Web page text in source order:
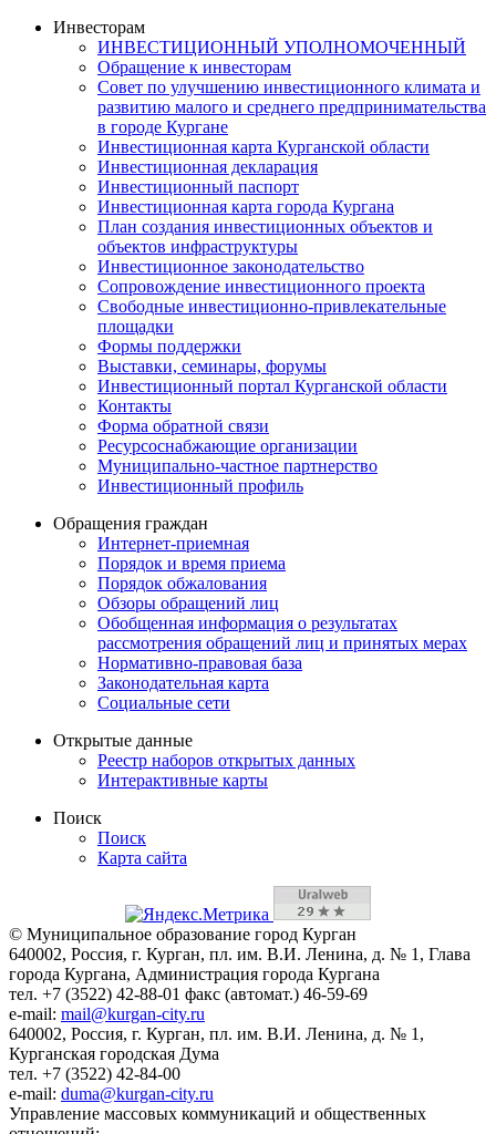
Инвесторам
ИНВЕСТИЦИОННЫЙ УПОЛНОМОЧЕННЫЙ
Обращение к инвесторам
Совет по улучшению инвестиционного климата и
развитию малого и среднего предпринимательства
в городе Кургане
Инвестиционная карта Курганской области
Инвестиционная декларация
Инвестиционный паспорт
Инвестиционная карта города Кургана
План создания инвестиционных объектов и
объектов инфраструктуры
Инвестиционное законодательство
Сопровождение инвестиционного проекта
Свободные инвестиционно-привлекательные
площадки
Формы поддержки
Выставки, семинары, форумы
Инвестиционный портал Курганской области
Контакты
Форма обратной связи
Ресурсоснабжающие организации
Муниципально-частное партнерство
Инвестиционный профиль
Обращения граждан
Интернет-приемная
Порядок и время приема
Порядок обжалования
Обзоры обращений лиц
Обобщенная информация о результатах
рассмотрения обращений лиц и принятых мерах
Нормативно-правовая база
Законодательная карта
Социальные сети
Открытые данные
Реестр наборов открытых данных
Интерактивные карты
Поиск
Поиск
Карта сайта
© Муниципальное образование город Курган
640002, Россия, г. Курган, пл. им. В.И. Ленина, д. № 1, Глава
города Кургана, Администрация города Кургана
тел. +7 (3522) 42-88-01 факс (автомат.) 46-59-69
e-mail: mail@kurgan-city.ru
640002, Россия, г. Курган, пл. им. В.И. Ленина, д. № 1,
Курганская городская Дума
тел. +7 (3522) 42-84-00
e-mail: duma@kurgan-city.ru
Управление массовых коммуникаций и общественных